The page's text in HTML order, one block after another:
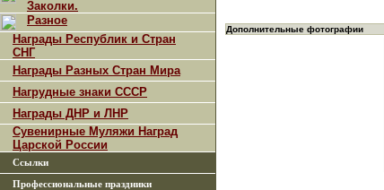
Заколки.
Разное
Награды Республик и Стран
СНГ
Награды Разных Стран Мира
Нагрудные знаки СССР
Награды ДНР и ЛНР
Сувенирные Муляжи Наград
Царской России
Ссылки
Профессиональные праздники
Дополнительные фотографии